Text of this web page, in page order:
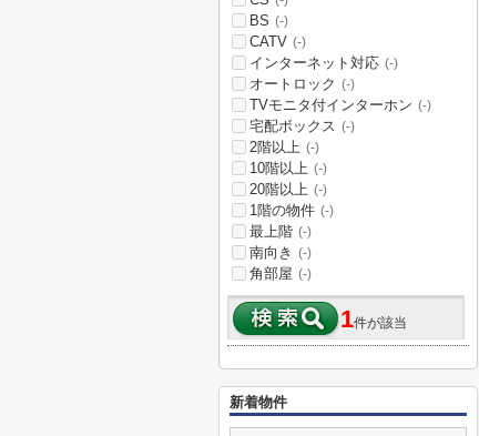
BS (-)
CATV (-)
インターネット対応 (-)
オートロック (-)
TVモニタ付インターホン (-)
宅配ボックス (-)
2階以上 (-)
10階以上 (-)
20階以上 (-)
1階の物件 (-)
最上階 (-)
南向き (-)
角部屋 (-)
1件が該当
新着物件